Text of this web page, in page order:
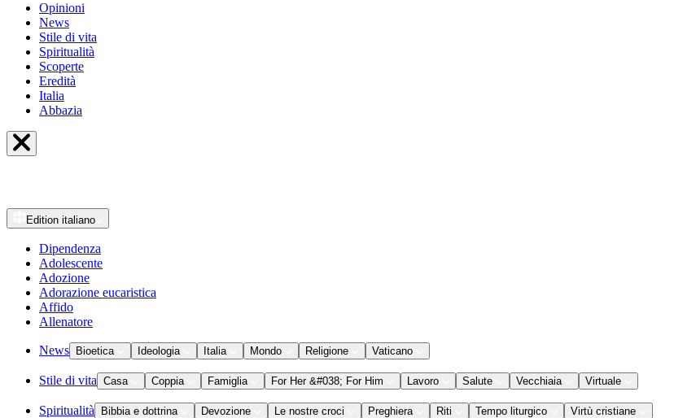
Opinioni
News
Stile di vita
Spiritualità
Scoperte
Eredità
Italia
Abbazia
Edition italiano
Dipendenza
Adolescente
Adozione
Adorazione eucaristica
Affido
Allenatore
News Bioetica Ideologia Italia Mondo Religione Vaticano
Stile di vita Casa Coppia Famiglia For Her &#038; For Him Lavoro Salute Vecchiaia Virtuale
Spiritualità Bibbia e dottrina Devozione Le nostre croci Preghiera Riti Tempo liturgico Virtù cristiane